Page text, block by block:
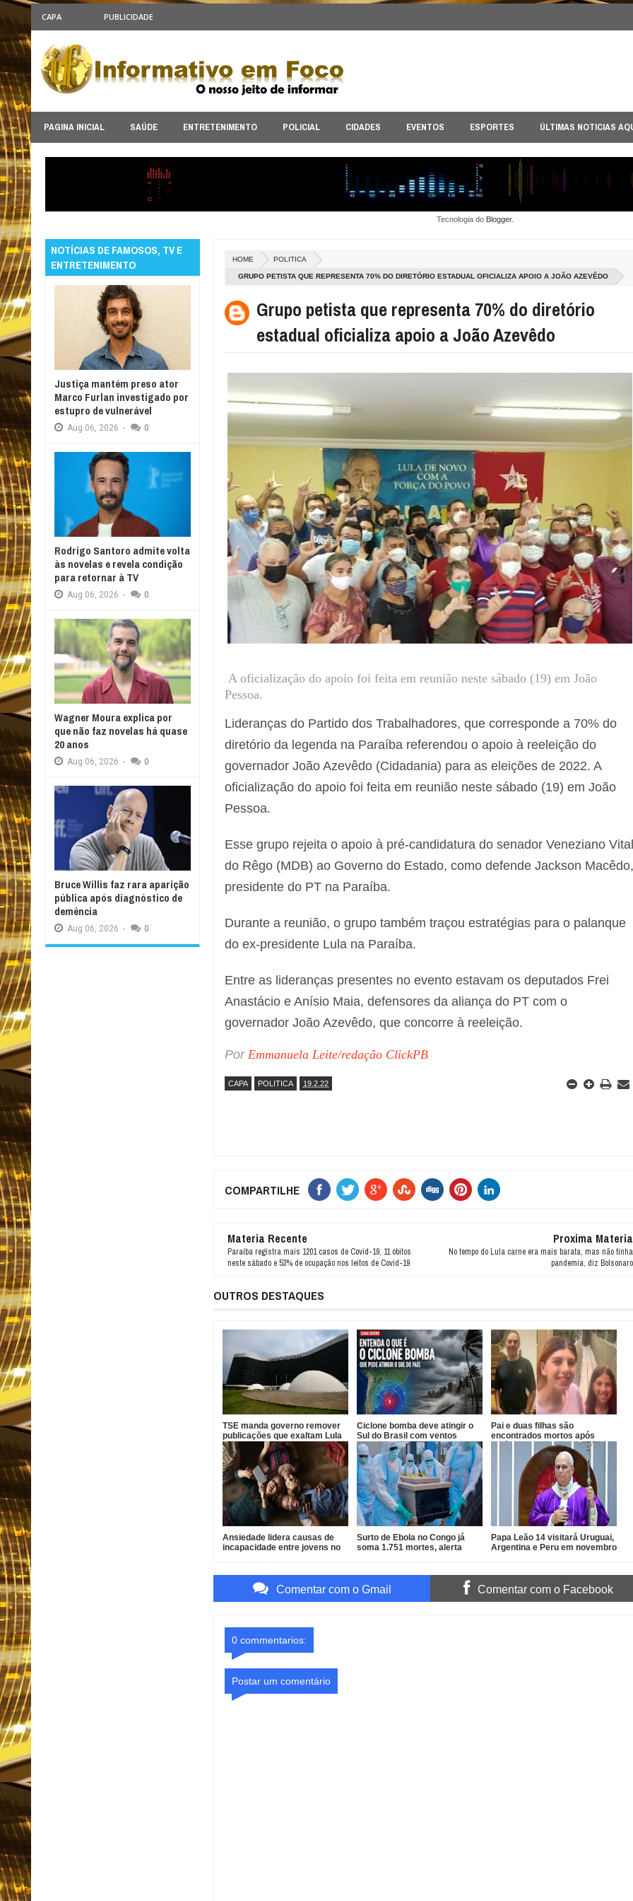
CAPA PUBLICIDADE
PAGINA INICIAL SAÚDE ENTRETENIMENTO POLICIAL CIDADES EVENTOS ESPORTES ÚLTIMAS NOTICIAS
Tecnologia do Blogger.
HOME POLITICA
GRUPO PETISTA QUE REPRESENTA 70% DO DIRETÓRIO ESTADUAL OFICIALIZA APOIO A JOÃO AZEVÊDO
Grupo petista que representa 70% do diretório
estadual oficializa apoio a João Azevêdo
A oficialização do apoio foi feita em reunião neste sábado (19) em João
Pessoa.
Lideranças do Partido dos Trabalhadores, que corresponde a 70% do
diretório da legenda na Paraíba referendou o apoio à reeleição do
governador João Azevêdo (Cidadania) para as eleições de 2022. A
oficialização do apoio foi feita em reunião neste sábado (19) em João
Pessoa.
Esse grupo rejeita o apoio à pré-candidatura do senador Veneziano
do Rêgo (MDB) ao Governo do Estado, como defende Jackson
presidente do PT na Paraíba.
Durante a reunião, o grupo também traçou estratégias para o palanque
do ex-presidente Lula na Paraíba.
Entre as lideranças presentes no evento estavam os deputados Frei
Anastácio e Anísio Maia, defensores da aliança do PT com o
governador João Azevêdo, que concorre à reeleição.
Por Emmanuela Leite/redação ClickPB
CAPA POLITICA 19.2.22
COMPARTILHE
Materia Recente
Paraíba registra mais 1201 casos de Covid-19, 11 óbitos
neste sábado e 53% de ocupação nos leitos de Covid-19
Proxima Materia
No tempo do Lula carne era mais barata, mas não tinha
pandemia, diz Bolsonaro
OUTROS DESTAQUES
TSE manda governo remover
publicações que exaltam Lula
das redes oficiais
Ciclone bomba deve atingir o
Sul do Brasil com ventos
acima de 100 km/h
Pai e duas filhas são
encontrados mortos após
divórcio nos EUA
Ansiedade lidera causas de
incapacidade entre jovens no
Surto de Ebola no Congo já
soma 1.751 mortes, alerta
Papa Leão 14 visitará Uruguai,
Argentina e Peru em novembro
Comentar com o Gmail Comentar com o Facebook
0 commentarios:
Postar um comentário
NOTÍCIAS DE FAMOSOS, TV E
ENTRETENIMENTO
Justiça mantém preso ator
Marco Furlan investigado por
estupro de vulnerável
Aug 06, 2026 - 0
Rodrigo Santoro admite volta
às novelas e revela condição
para retornar à TV
Aug 06, 2026 - 0
Wagner Moura explica por
que não faz novelas há quase
20 anos
Aug 06, 2026 - 0
Bruce Willis faz rara aparição
pública após diagnóstico de
demência
Aug 06, 2026 - 0